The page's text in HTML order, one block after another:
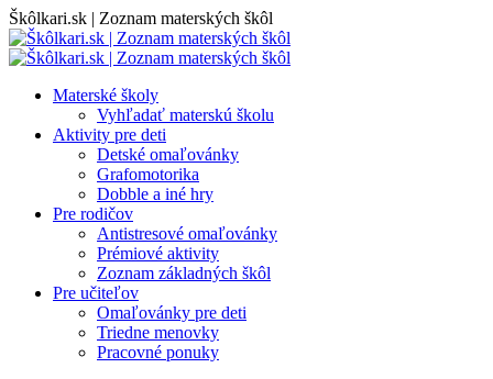
Skip
to
content
Škôlkari.sk | Zoznam materských škôl
Materské školy
Vyhľadať materskú školu
Aktivity pre deti
Detské omaľovánky
Grafomotorika
Dobble a iné hry
Pre rodičov
Antistresové omaľovánky
Prémiové aktivity
Zoznam základných škôl
Pre učiteľov
Omaľovánky pre deti
Triedne menovky
Pracovné ponuky